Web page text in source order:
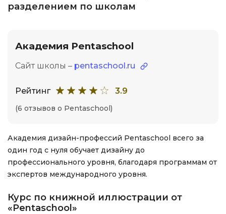
разделением по школам
Академия Pentaschool
Сайт школы – pentaschool.ru
Рейтинг 3.9
(6 отзывов о Pentaschool)
Академия дизайн-профессий Pentaschool всего за
один год с нуля обучает дизайну до
профессионального уровня, благодаря программам от
экспертов международного уровня.
Курс по книжной иллюстрации от
«Pentaschool»